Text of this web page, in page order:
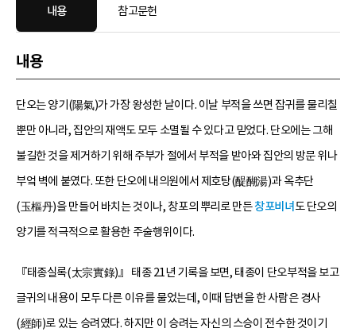
내용 참고문헌
내용
단오는 양기(陽氣)가 가장 왕성한 날이다. 이날 부적을 쓰면 잡귀를 물리칠
뿐만 아니라, 집안의 재액도 모두 소멸될 수 있다고 믿었다. 단오에는 그해
불길한 것을 제거하기 위해 주부가 절에서 부적을 받아와 집안의 방문 위나
부엌 벽에 붙였다. 또한 단오에 내의원에서 제호탕(醍醐湯)과 옥추단
(玉樞丹)을 만들어 바치는 것이나, 창포의 뿌리로 만든창포비녀 도 단오의
양기를 적극적으로 활용한 주술행위이다.
『태종실록(太宗實錄)』 태종 21년 기록을 보면, 태종이 단오부적을 보고
글귀의 내용이 모두 다른 이유를 물었는데, 이때 답변을 한 사람은 경사
(經師)로 있는 승려였다. 하지만 이 승려는 자신의 스승이 전수한 것이기